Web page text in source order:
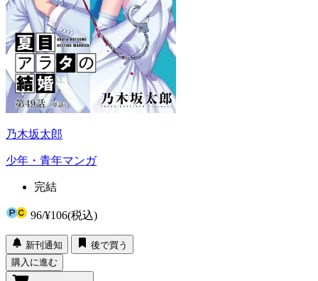
乃木坂太郎
少年・青年マンガ
完結
96/¥106(税込)
新刊通知
後で買う
購入に進む